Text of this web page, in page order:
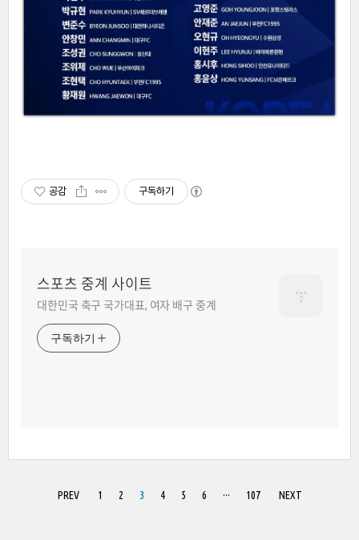
공감 구독하기
스포츠 중계 사이트
대한민국 축구 국가대표, 여자 배구 중계
구독하기
PREV 1 2 3 4 5 6 ··· 107 NEXT